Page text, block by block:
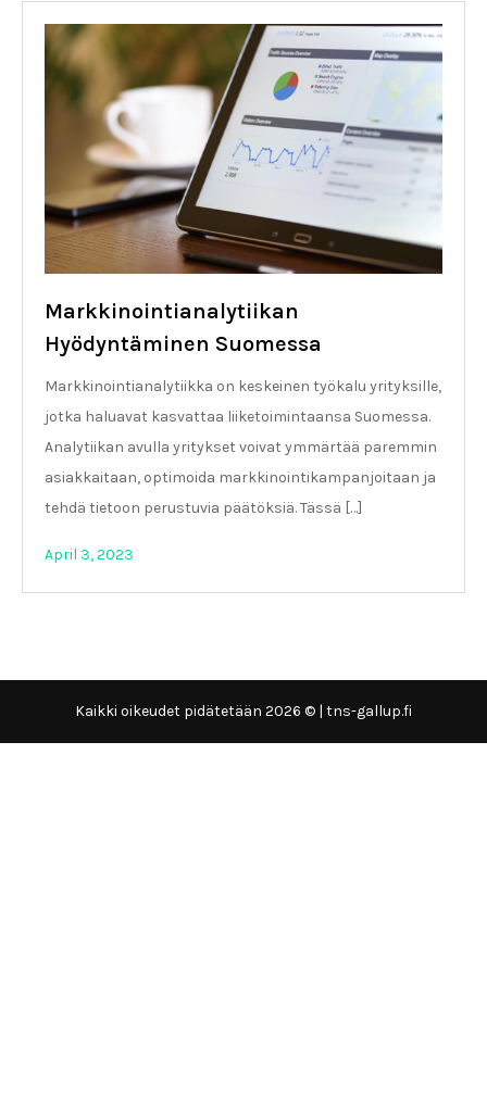
Markkinointianalytiikan
Hyödyntäminen Suomessa
Markkinointianalytiikka on keskeinen työkalu yrityksille,
jotka haluavat kasvattaa liiketoimintaansa Suomessa.
Analytiikan avulla yritykset voivat ymmärtää paremmin
asiakkaitaan, optimoida markkinointikampanjoitaan ja
tehdä tietoon perustuvia päätöksiä. Tässä […]
April 3, 2023
Kaikki oikeudet pidätetään 2026 © | tns-gallup.fi